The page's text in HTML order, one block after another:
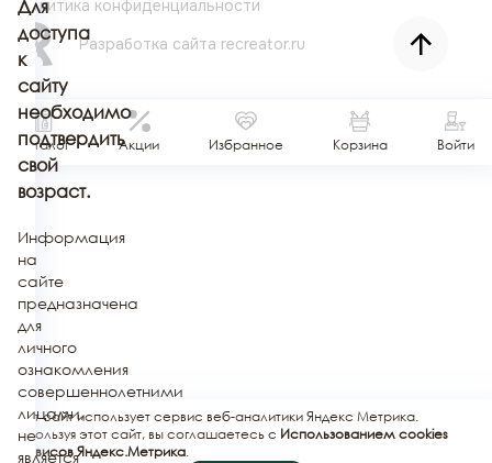
Политика конфиденциальности
Разработка сайта recreator.ru
Этот сайт использует сервис веб-аналитики Яндекс Метрика.
Используя этот сайт, вы соглашаетесь с Использованием cookies
сервисов Яндекс.Метрика.
Каталог Акции Избранное Корзина Войти
Для
доступа
к
сайту
необходимо
подтвердить
свой
возраст.
Информация
на
сайте
предназначена
для
личного
ознакомления
совершеннолетними
лицами,
не
является